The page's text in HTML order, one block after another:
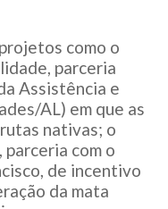
como o
parceria
Assistência e
AL) em que as
nativas; o
parceria com o
de incentivo
da mata